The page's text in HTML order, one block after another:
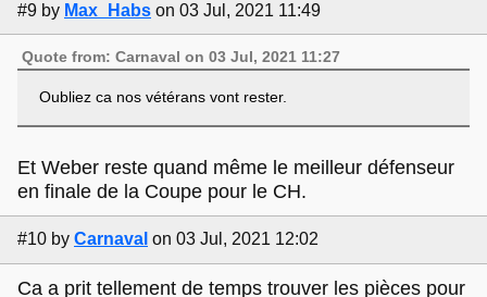
#9 by Max_Habs on 03 Jul, 2021 11:49
Quote from: Carnaval on 03 Jul, 2021 11:27
Oubliez ca nos vétérans vont rester.
Et Weber reste quand même le meilleur défenseur
en finale de la Coupe pour le CH.
#10 by Carnaval on 03 Jul, 2021 12:02
Ca a prit tellement de temps trouver les pièces pour